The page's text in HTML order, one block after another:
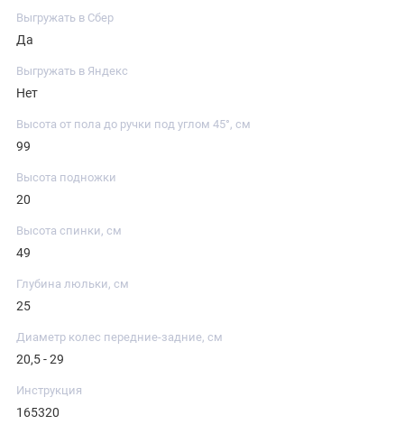
Выгружать в Сбер
Да
Выгружать в Яндекс
Нет
Высота от пола до ручки под углом 45°, см
99
Высота подножки
20
Высота спинки, см
49
Глубина люльки, см
25
Диаметр колес передние-задние, см
20,5 - 29
Инструкция
165320